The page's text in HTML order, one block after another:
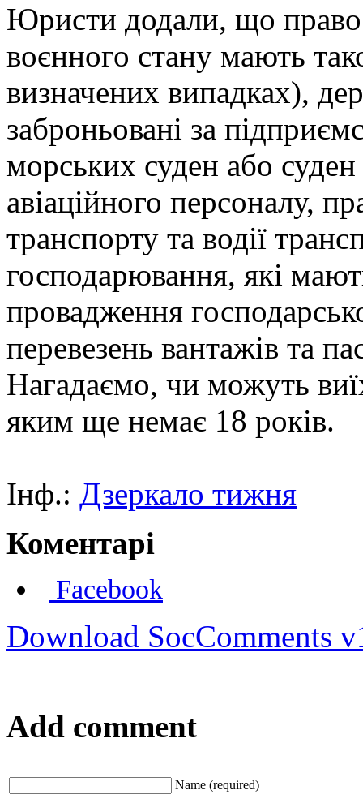
Юристи додали, що право
воєнного стану мають
визначених випадках),
заброньовані за
морських суден або
авіаційного персоналу,
транспорту та водії
господарювання, які
провадження
перевезень вантажів та
Нагадаємо, чи можуть
яким ще немає 18 років.
Інф.: Дзеркало тижня
Коментарі
Facebook
Download SocComments
Add comment
Name (required)